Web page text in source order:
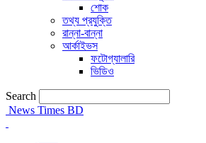
শোক
তথ্য প্রযুক্তি
রান্না-বান্না
আর্কাইভস
ফটোগ্যালারি
ভিডিও
Search
News Times BD